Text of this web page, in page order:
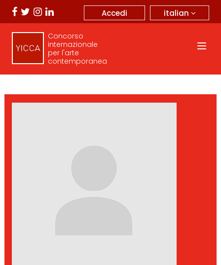
italian
Accedi
Concorso
internazionale
per l'arte
contemporanea